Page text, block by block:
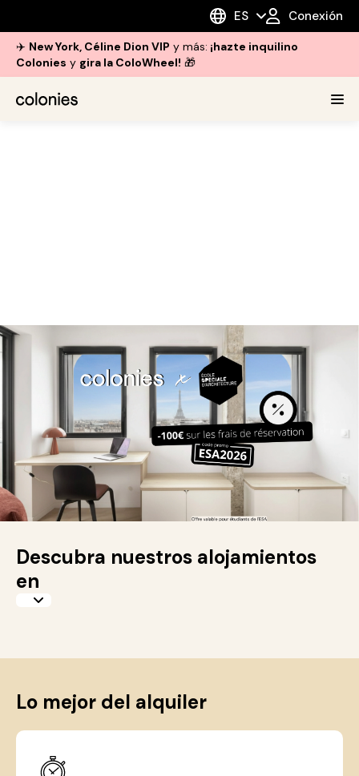
ES Conexión
✈️ New York, Céline Dion VIP y más: ¡hazte inquilino
Colonies y gira la ColoWheel! 🎁
Descubra nuestros alojamientos
en
Lo mejor del alquiler